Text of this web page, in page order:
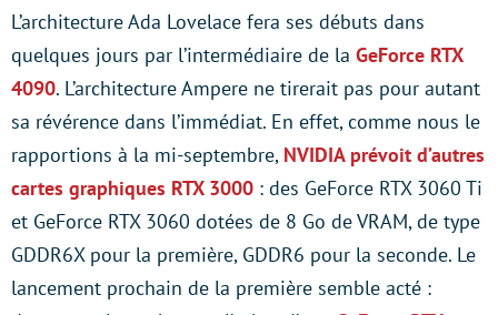
L’architecture Ada Lovelace fera ses débuts dans
quelques jours par l’intermédiaire de la GeForce RTX
4090. L’architecture Ampere ne tirerait pas pour autant
sa révérence dans l’immédiat. En effet, comme nous le
rapportions à la mi-septembre, NVIDIA prévoit d’autres
cartes graphiques RTX 3000 : des GeForce RTX 3060 Ti
et GeForce RTX 3060 dotées de 8 Go de VRAM, de type
GDDR6X pour la première, GDDR6 pour la seconde. Le
lancement prochain de la première semble acté :